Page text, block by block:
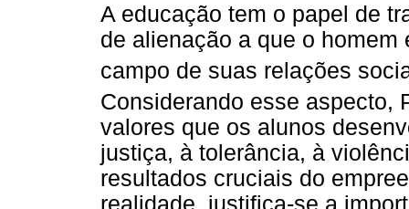
A educação tem o papel de
de alienação a que o
campo de suas relações
Considerando esse aspecto,
valores que os alunos
justiça, à tolerância, à
resultados cruciais do